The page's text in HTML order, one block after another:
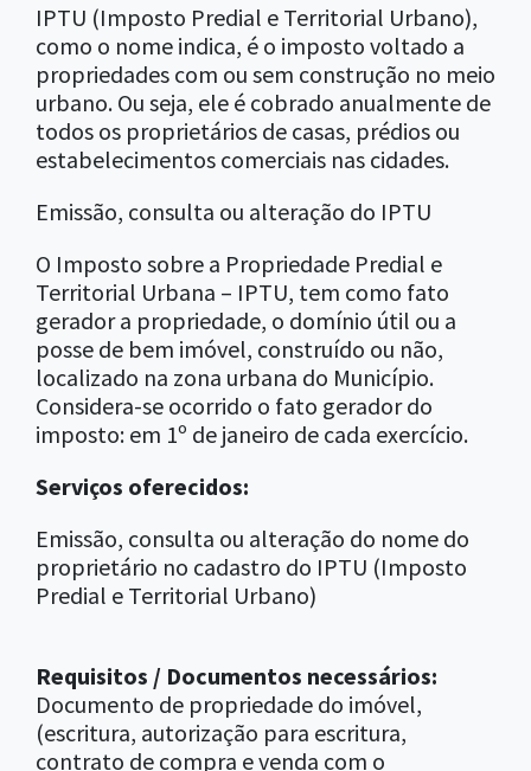
IPTU (Imposto Predial e Territorial Urbano),
como o nome indica, é o imposto voltado a
propriedades com ou sem construção no meio
urbano. Ou seja, ele é cobrado anualmente de
todos os proprietários de casas, prédios ou
estabelecimentos comerciais nas cidades.
Emissão, consulta ou alteração do IPTU
O Imposto sobre a Propriedade Predial e
Territorial Urbana – IPTU, tem como fato
gerador a propriedade, o domínio útil ou a
posse de bem imóvel, construído ou não,
localizado na zona urbana do Município.
Considera-se ocorrido o fato gerador do
imposto: em 1º de janeiro de cada exercício.
Serviços oferecidos:
Emissão, consulta ou alteração do nome do
proprietário no cadastro do IPTU (Imposto
Predial e Territorial Urbano)
Requisitos / Documentos necessários:
Documento de propriedade do imóvel,
(escritura, autorização para escritura,
contrato de compra e venda com o